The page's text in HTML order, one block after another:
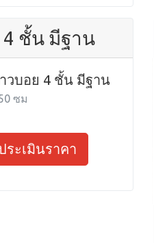
ชั้น มีฐาน
วบอย 4 ชั้น มีฐาน
ซม
ระเมินราคา